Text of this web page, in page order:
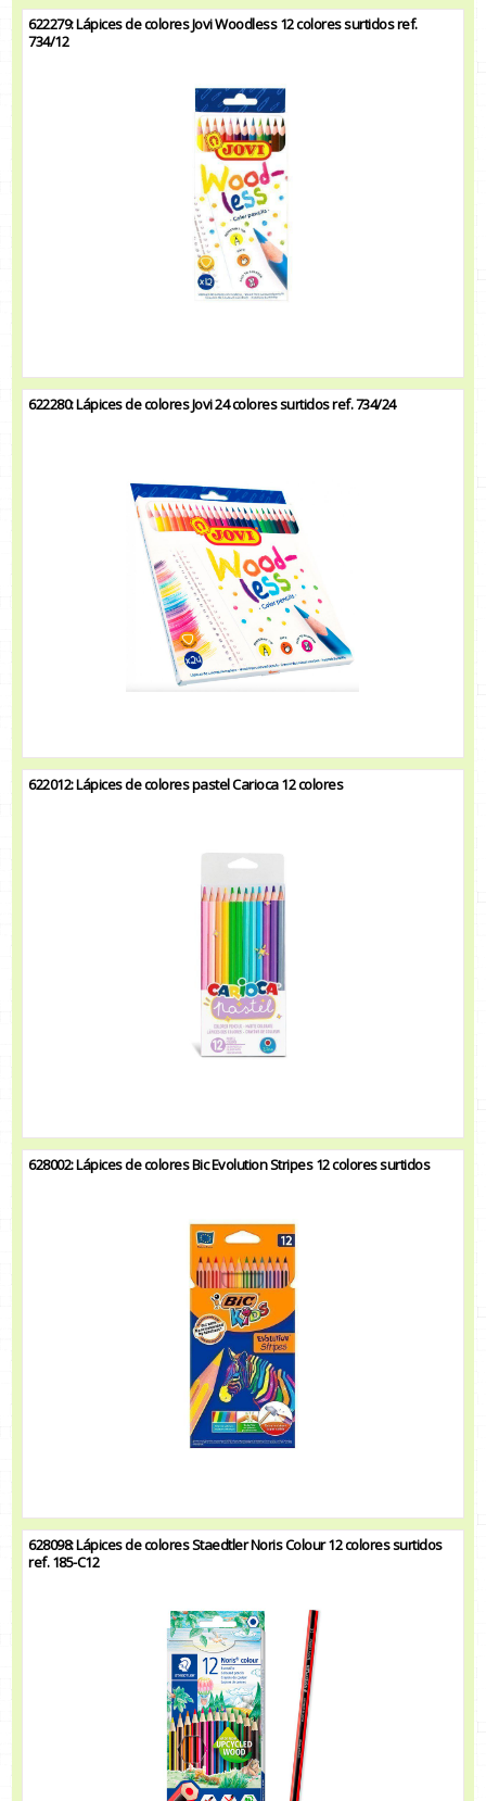
622279: Lápices de colores Jovi Woodless 12 colores surtidos ref.
734/12
622280: Lápices de colores Jovi 24 colores surtidos ref. 734/24
622012: Lápices de colores pastel Carioca 12 colores
628002: Lápices de colores Bic Evolution Stripes 12 colores surtidos
628098: Lápices de colores Staedtler Noris Colour 12 colores surtidos
ref. 185-C12